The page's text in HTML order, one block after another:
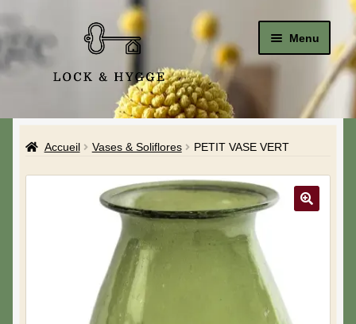
Menu
Le Studio
Blog & Hygge
Accueil Vases & Soliflores PETIT VASE VERT